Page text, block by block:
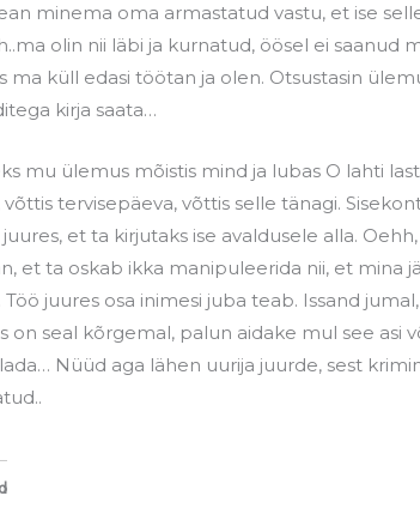
minema oma armastatud vastu, et ise
olin nii läbi ja kurnatud, öösel ei saanud
ma küll edasi töötan ja olen. Otsustasin
kirja saata…
mu ülemus mõistis mind ja lubas O lahti
võttis tervisepäeva, võttis selle tänagi.
et ta kirjutaks ise avaldusele alla.
et ta oskab ikka manipuleerida nii, et mina
Töö juures osa inimesi juba teab. Issand
on seal kõrgemal, palun aidake mul see asi
Nüüd aga lähen uurija juurde, sest